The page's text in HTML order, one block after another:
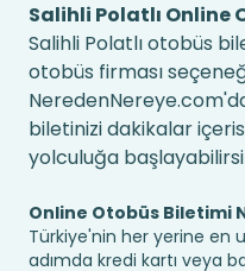
Salihli Polatlı Online
Salihli Polatlı otobüs
otobüs firması
biletinizi dakikalar
yolculuğa
Online Otobüs Biletimi
Türkiye'nin her yerine en
adımda kredi kartı veya